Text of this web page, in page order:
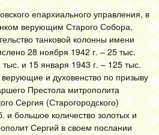
епархиального управления, в
верующим Старого Собора,
танковой колонны имени
28 ноября 1942 г. – 25 тыс.
и 15 января 1943 г. – 125 тыс.
и духовенство по призыву
Престола митрополита
Сергия (Старогородского)
и большое количество золотых и
Сергий в своем послании